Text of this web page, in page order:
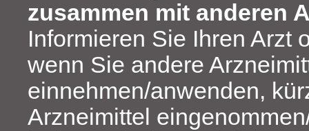
zusammen mit anderen
Informieren Sie Ihren Arzt
wenn Sie andere
einnehmen/anwenden,
Arzneimittel